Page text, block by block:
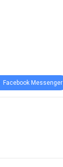
Facebook Messenger